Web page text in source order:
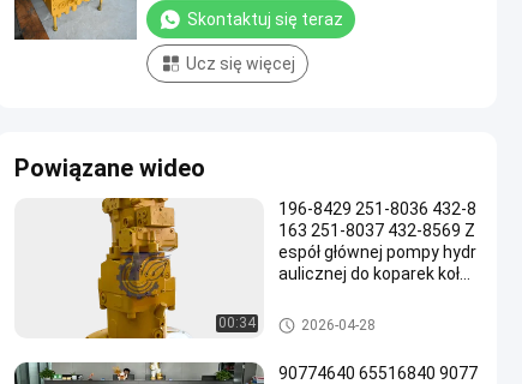
Skontaktuj się teraz
Ucz się więcej
Powiązane wideo
00:34
196-8429 251-8036 432-8
163 251-8037 432-8569 Z
espół głównej pompy hydr
aulicznej do koparek koło
okiej jakości części zamie
nne do dużych obciążeń
Pompa hydrauliczna koparki
2026-04-28
90774640 65516840 9077